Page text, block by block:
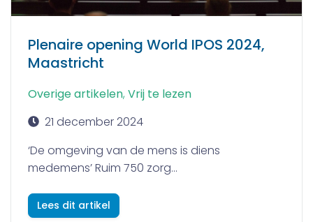
Plenaire opening World IPOS 2024,
Maastricht
Overige artikelen, Vrij te lezen
21 december 2024
‘De omgeving van de mens is diens
medemens’ Ruim 750 zorg...
Lees dit artikel